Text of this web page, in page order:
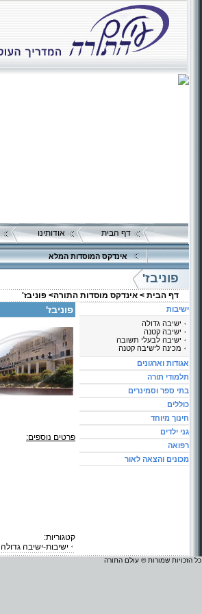
דף הבית אודותינו
אינדקס המוסדות המלא
פוניבז'
דף הבית > אינדקס מוסדות התורה> פוניבז'
פוניבז'
פרטים נוספים:
קטגוריות:
ישיבות-ישיבה גדולה
ישיבות
ישיבה גדולה
ישיבה קטנה
ישיבה לבעלי תשובה
מכינה לישיבה קטנה
אגודות וארגונים
תלמודי תורה
בתי ספר וסמינרים
כוללים
חינוך מיוחד
גני ילדים
רפואה
מכונים והצאה לאור
כל הזכויות שמורות © עולם התורה